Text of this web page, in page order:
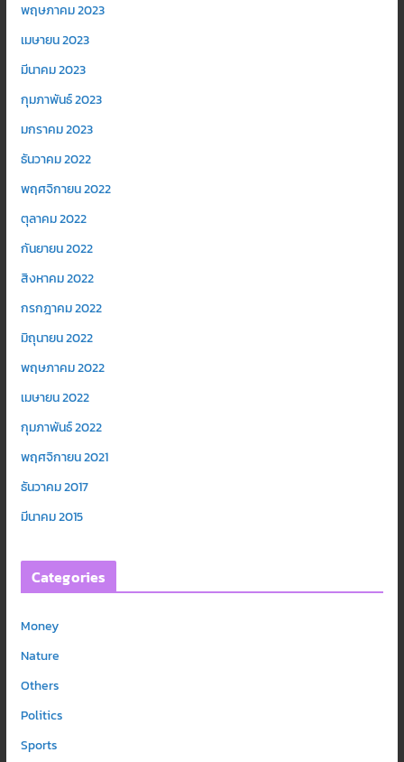
พฤษภาคม 2023
เมษายน 2023
มีนาคม 2023
กุมภาพันธ์ 2023
มกราคม 2023
ธันวาคม 2022
พฤศจิกายน 2022
ตุลาคม 2022
กันยายน 2022
สิงหาคม 2022
กรกฎาคม 2022
มิถุนายน 2022
พฤษภาคม 2022
เมษายน 2022
กุมภาพันธ์ 2022
พฤศจิกายน 2021
ธันวาคม 2017
มีนาคม 2015
Categories
Money
Nature
Others
Politics
Sports